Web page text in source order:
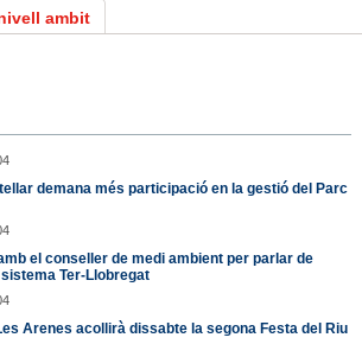
ambit
demana més participació en la gestió del Parc
el conseller de medi ambient per parlar de
Ter-Llobregat
Arenes acollirà dissabte la segona Festa del Riu